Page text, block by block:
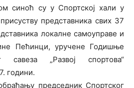
синоћ су у Спортској хали у
представника свих 37
локалне самоуправе и
Пећинци, уручене Годишње
савеза „Развој спортова“
години.
председник Спортског